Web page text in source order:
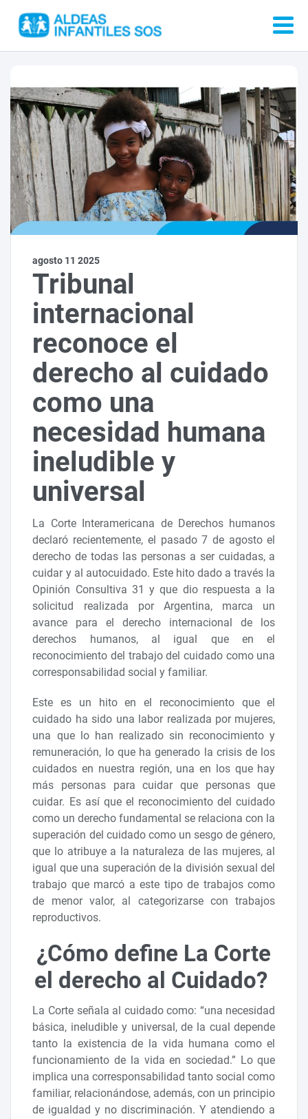
agosto 11 2025
Tribunal
internacional
reconoce el
derecho al cuidado
como una
necesidad humana
ineludible y
universal
La Corte Interamericana de Derechos humanos
declaró recientemente, el pasado 7 de agosto el
derecho de todas las personas a ser cuidadas, a
cuidar y al autocuidado. Este hito dado a través la
Opinión Consultiva 31 y que dio respuesta a la
solicitud realizada por Argentina, marca un
avance para el derecho internacional de los
derechos humanos, al igual que en el
reconocimiento del trabajo del cuidado como una
corresponsabilidad social y familiar.
Este es un hito en el reconocimiento que el
cuidado ha sido una labor realizada por mujeres,
una que lo han realizado sin reconocimiento y
remuneración, lo que ha generado la crisis de los
cuidados en nuestra región, una en los que hay
más personas para cuidar que personas que
cuidar. Es así que el reconocimiento del cuidado
como un derecho fundamental se relaciona con la
superación del cuidado como un sesgo de género,
que lo atribuye a la naturaleza de las mujeres, al
igual que una superación de la división sexual del
trabajo que marcó a este tipo de trabajos como
de menor valor, al categorizarse con trabajos
reproductivos.
¿Cómo define La Corte
el derecho al Cuidado?
La Corte señala al cuidado como: “una necesidad
básica, ineludible y universal, de la cual depende
tanto la existencia de la vida humana como el
funcionamiento de la vida en sociedad.” Lo que
implica una corresponsabilidad tanto social como
familiar, relacionándose, además, con un principio
de igualdad y no discriminación. Y atendiendo a